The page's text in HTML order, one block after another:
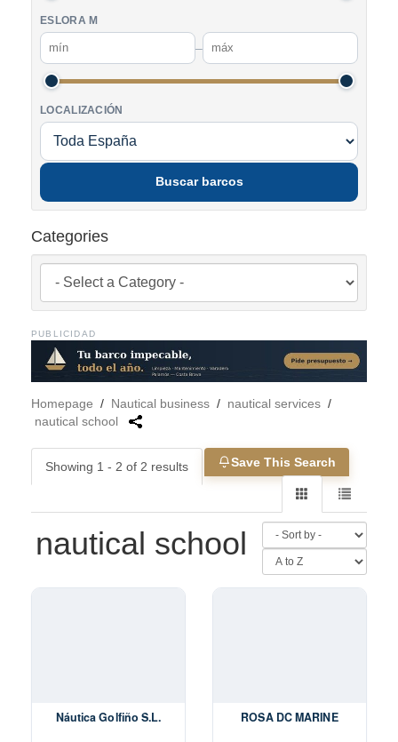
ESLORA M
–
LOCALIZACIÓN
Buscar barcos
Categories
PUBLICIDAD
Homepage / Nautical business / nautical services /
nautical school
Showing 1 - 2 of 2 results Save This Search
nautical school
Náutica Golfiño S.L. ROSA DC MARINE